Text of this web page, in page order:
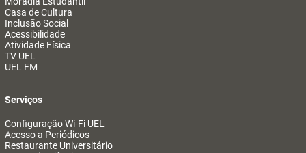
Casa de Cultura
Inclusão Social
Acessibilidade
Atividade Física
TV UEL
UEL FM
Serviços
Configuração Wi-Fi UEL
Acesso a Periódicos
Restaurante Universitário